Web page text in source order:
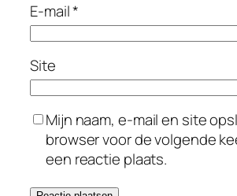
E-mail*
Site
Mijn naam, e-mail en site
browser voor de volgende
een reactie plaats.